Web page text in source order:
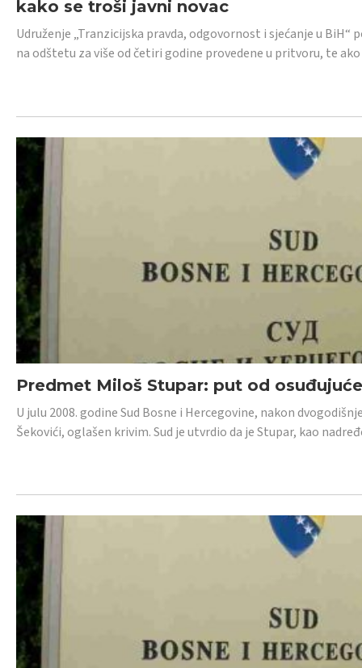
kako se troši javni novac
Udruženje „Tranzicijska pravda, odgovornost i sjećanje u
na odštetu za više od četiri godine provedene u pritvoru, te
Predmet Miloš Stupar: put od
U julu 2008. godine Sud Bosne i Hercegovine, nakon
Šekovići, oglašen krivim. Sud je utvrdio da je Stupar, kao